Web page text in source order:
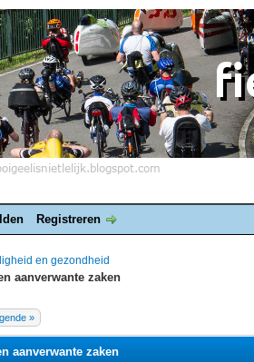
Registreren
en gezondheid
aanverwante zaken
»
aanverwante zaken